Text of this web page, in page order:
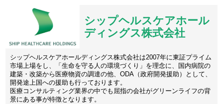
シップヘルスケアホール
ディングス株式会社
シップヘルスケアホールディングス株式会社は2007年に東証プライム
市場上場をし、「生命を守る人の環境づくり」を理念に、国内病院の
建築・改築から医療物資の調達の他、ODA（政府開発援助）として、
開発途上国への援助も行っております。
医療コンサルティング業界の中でも屈指の会社がグリーンライフの背
景にある事が特徴となります。